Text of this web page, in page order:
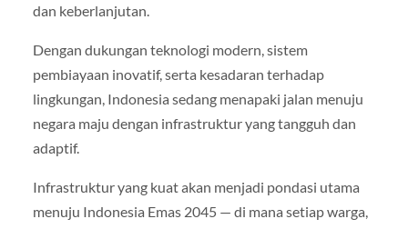
dan keberlanjutan.
Dengan dukungan teknologi modern, sistem
pembiayaan inovatif, serta kesadaran terhadap
lingkungan, Indonesia sedang menapaki jalan menuju
negara maju dengan infrastruktur yang tangguh dan
adaptif.
Infrastruktur yang kuat akan menjadi pondasi utama
menuju Indonesia Emas 2045 — di mana setiap warga,